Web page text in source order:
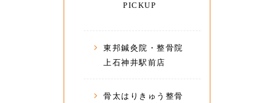
PICKUP
東邦鍼灸院・整骨院
上石神井駅前店
骨太はりきゅう整骨